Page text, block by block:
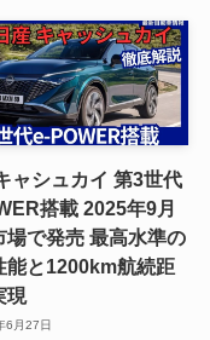
ャシュカイ 第3世代
搭載 2025年9月
場で発売 最高水準の
能と1200km航続距
現
6月27日